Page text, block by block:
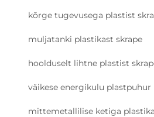
kõrge tugevusega plastist
muljatanki plastikast skrape
hoolduselt lihtne plastist
väikese energikulu plastpuhur
mittemetallilise ketiga